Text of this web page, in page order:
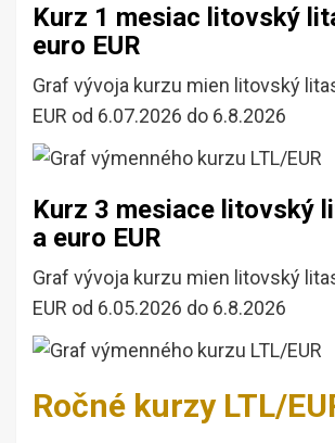
Kurz 1 mesiac litovský
euro EUR
Graf vývoja kurzu mien litovský
EUR od 6.07.2026 do 6.8.2026
Kurz 3 mesiace litovský
a euro EUR
Graf vývoja kurzu mien litovský
EUR od 6.05.2026 do 6.8.2026
Ročné kurzy LTL/